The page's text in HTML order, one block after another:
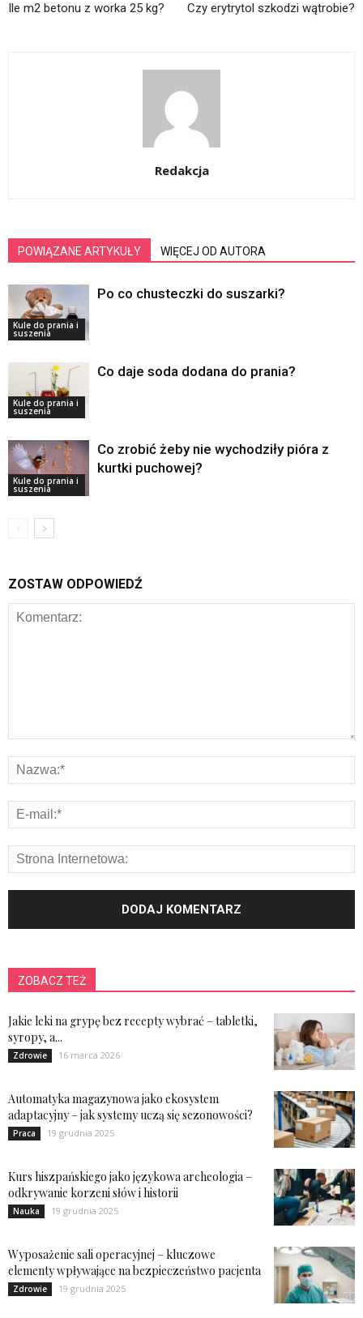
Ile m2 betonu z worka 25 kg? Czy erytrytol szkodzi wątrobie?
Redakcja
POWIĄZANE ARTYKUŁY WIĘCEJ OD AUTORA
Kule do prania i
suszenia
Po co chusteczki do suszarki?
Kule do prania i
suszenia
Co daje soda dodana do prania?
Kule do prania i
suszenia
Co zrobić żeby nie wychodziły pióra z
kurtki puchowej?
ZOSTAW ODPOWIEDŹ
ZOBACZ TEŻ
Jakie leki na grypę bez recepty wybrać – tabletki,
syropy, a...
Zdrowie 16 marca 2026
Automatyka magazynowa jako ekosystem
adaptacyjny – jak systemy uczą się sezonowości?
Praca 19 grudnia 2025
Kurs hiszpańskiego jako językowa archeologia –
odkrywanie korzeni słów i historii
Nauka 19 grudnia 2025
Wyposażenie sali operacyjnej – kluczowe
elementy wpływające na bezpieczeństwo pacjenta
Zdrowie 19 grudnia 2025